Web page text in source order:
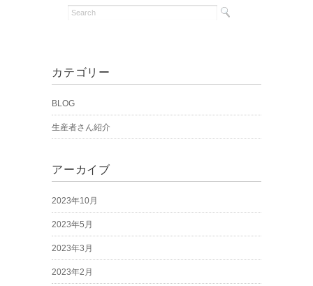
カテゴリー
BLOG
生産者さん紹介
アーカイブ
2023年10月
2023年5月
2023年3月
2023年2月